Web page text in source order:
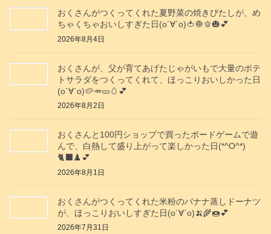
おくさんがつくってくれた夏野菜の焼きびたしが、め
ちゃくちゃおいしすぎた日(о´∀`о)🍅🧅🫑🎃💕
2026年8月4日
おくさんが、父が育てあげたじゃがいもで大量のポテ
トサラダをつくってくれて、ほっこりおいしかった日
(о´∀`о)🥔🥕🥒🥚💕
2026年8月2日
おくさんと100円ショップで買ったボードゲームで遊
んで、白熱して盛り上がって楽しかった日(*^O^*)
🐈‍⬛♟️💕
2026年8月1日
おくさんがつくってくれた米粉のバナナ蒸しドーナツ
が、ほっこりおいしすぎた日(о´∀`о)🍌🌾🍩💕
2026年7月31日